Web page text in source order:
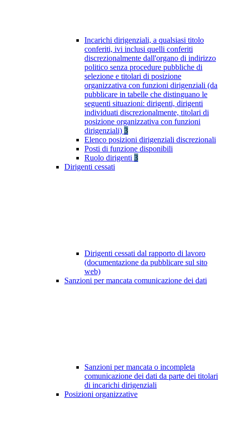
Incarichi dirigenziali, a qualsiasi titolo
conferiti, ivi inclusi quelli conferiti
discrezionalmente dall'organo di indirizzo
politico senza procedure pubbliche di
selezione e titolari di posizione
organizzativa con funzioni dirigenziali (da
pubblicare in tabelle che distinguano le
seguenti situazioni: dirigenti, dirigenti
individuati discrezionalmente, titolari di
posizione organizzativa con funzioni
dirigenziali) 3
Elenco posizioni dirigenziali discrezionali
Posti di funzione disponibili
Ruolo dirigenti 3
Dirigenti cessati
Dirigenti cessati dal rapporto di lavoro
(documentazione da pubblicare sul sito
web)
Sanzioni per mancata comunicazione dei dati
Sanzioni per mancata o incompleta
comunicazione dei dati da parte dei titolari
di incarichi dirigenziali
Posizioni organizzative